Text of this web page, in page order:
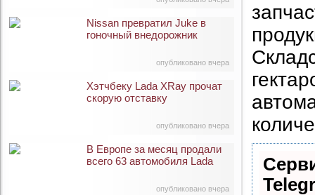
опубликовано вчера
Nissan превратил Juke в
гоночный внедорожник
опубликовано вчера
Хэтчбеку Lada XRay прочат
скорую отставку
опубликовано вчера
В Европе за месяц продали
всего 63 автомобиля Lada